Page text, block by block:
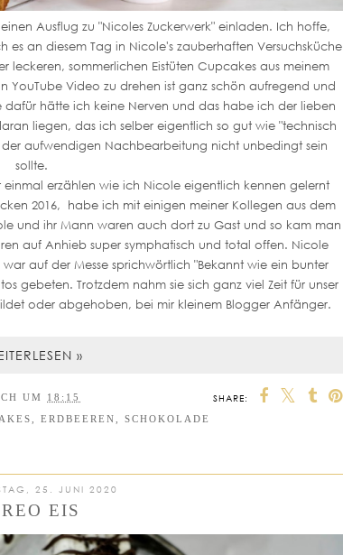
Ausflug zu "Nicoles Zuckerwerk" einladen. Ich hoffe,
es an diesem Tag in Nicole's zauberhaften Versuchsküche
leckeren, sommerlichen Eistüten Cupcakes aus meinem
YouTube Video zu drehen ist ganz schön aufregend und
hätte ich keine Nerven und das habe ich der lieben
liegen, das ich selber eigentlich so gut wie "technisch
aufwendigen Nachbearbeitung nicht unbedingt sein
sollte.
erzählen wie ich Nicole eigentlich kennen gelernt
2016, habe ich mit einigen meiner Kollegen aus dem
und ihr Mann waren auch dort zu Gast und so kam man
auf Anhieb super symphatisch und total offen. Nicole
auf der Messe sprichwörtlich "Bekannt wie ein bunter
gebeten. Trotzdem nahm sie sich ganz viel Zeit für unser
oder abgehoben, bei mir kleinem Blogger Anfänger.
»
SHARE:
UM 18:15
ERDBEEREN SCHOKOLADE
25. JUNI 2020
EIS